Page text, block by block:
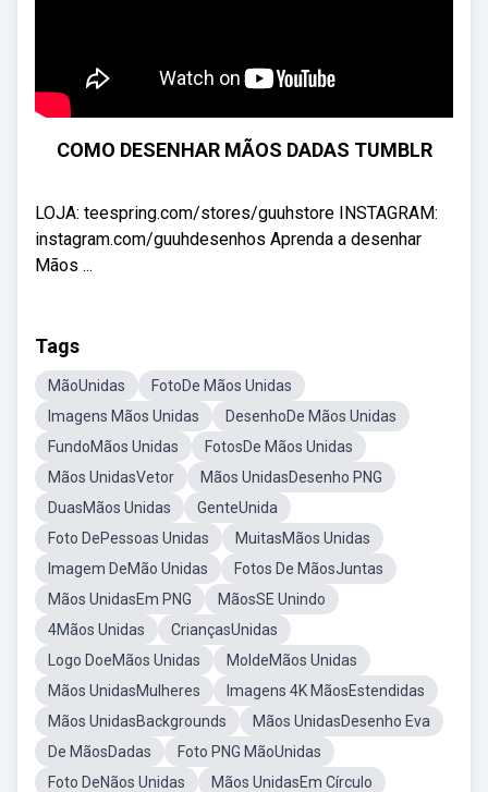
COMO DESENHAR MÃOS DADAS TUMBLR
LOJA: teespring.com/stores/guuhstore INSTAGRAM:
instagram.com/guuhdesenhos Aprenda a desenhar
Mãos ...
Tags
MãoUnidas
FotoDe Mãos Unidas
Imagens Mãos Unidas
DesenhoDe Mãos Unidas
FundoMãos Unidas
FotosDe Mãos Unidas
Mãos UnidasVetor
Mãos UnidasDesenho PNG
DuasMãos Unidas
GenteUnida
Foto DePessoas Unidas
MuitasMãos Unidas
Imagem DeMão Unidas
Fotos De MãosJuntas
Mãos UnidasEm PNG
MãosSE Unindo
4Mãos Unidas
CriançasUnidas
Logo DoeMãos Unidas
MoldeMãos Unidas
Mãos UnidasMulheres
Imagens 4K MãosEstendidas
Mãos UnidasBackgrounds
Mãos UnidasDesenho Eva
De MãosDadas
Foto PNG MãoUnidas
Foto DeNãos Unidas
Mãos UnidasEm Círculo